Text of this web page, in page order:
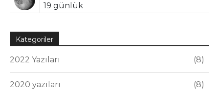
19 günlük
Kategoriler
2022 Yazıları 8
2020 yazıları 8